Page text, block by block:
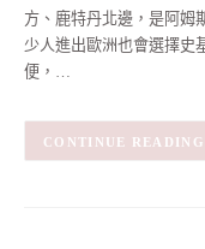
方、鹿特丹北邊，是阿姆
少人進出歐洲也會選擇史
便，…
CONTINUE READING